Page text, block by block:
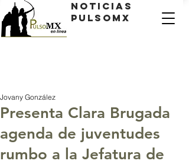
Noticias
PulsoMX
Presenta Clara Brugada
agenda de juventudes
rumbo a la Jefatura de
Jovany González